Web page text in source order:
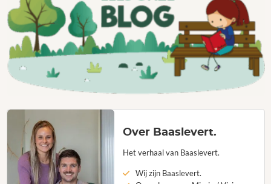
Over Baaslevert.
Het verhaal van Baaslevert.
Wij zijn Baaslevert.